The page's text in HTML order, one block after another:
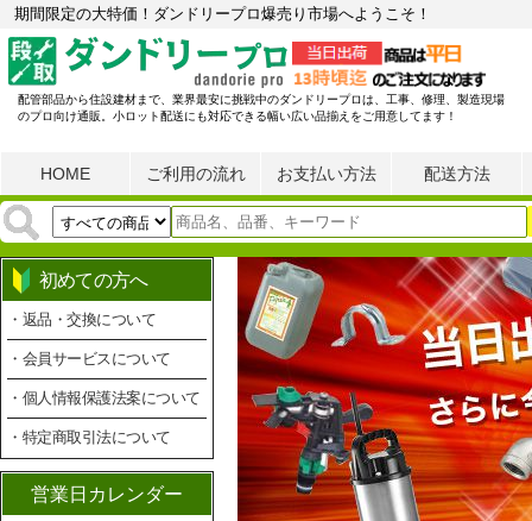
期間限定の大特価！ダンドリープロ爆売り市場へようこそ！
配管部品から住設建材まで、業界最安に挑戦中のダンドリープロは、工事、修理、製造現場
のプロ向け通販。小ロット配送にも対応できる幅い広い品揃えをご用意してます！
HOME ご利用の流れ お支払い方法 配送方法
初めての方へ
・返品・交換について
・会員サービスについて
・個人情報保護法案について
・特定商取引法について
営業日カレンダー